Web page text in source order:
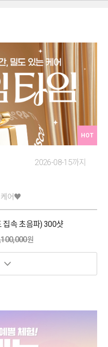
HOT
2026-08-15까지
케어♥️
집속 초음파) 300샷
원
보기 토글